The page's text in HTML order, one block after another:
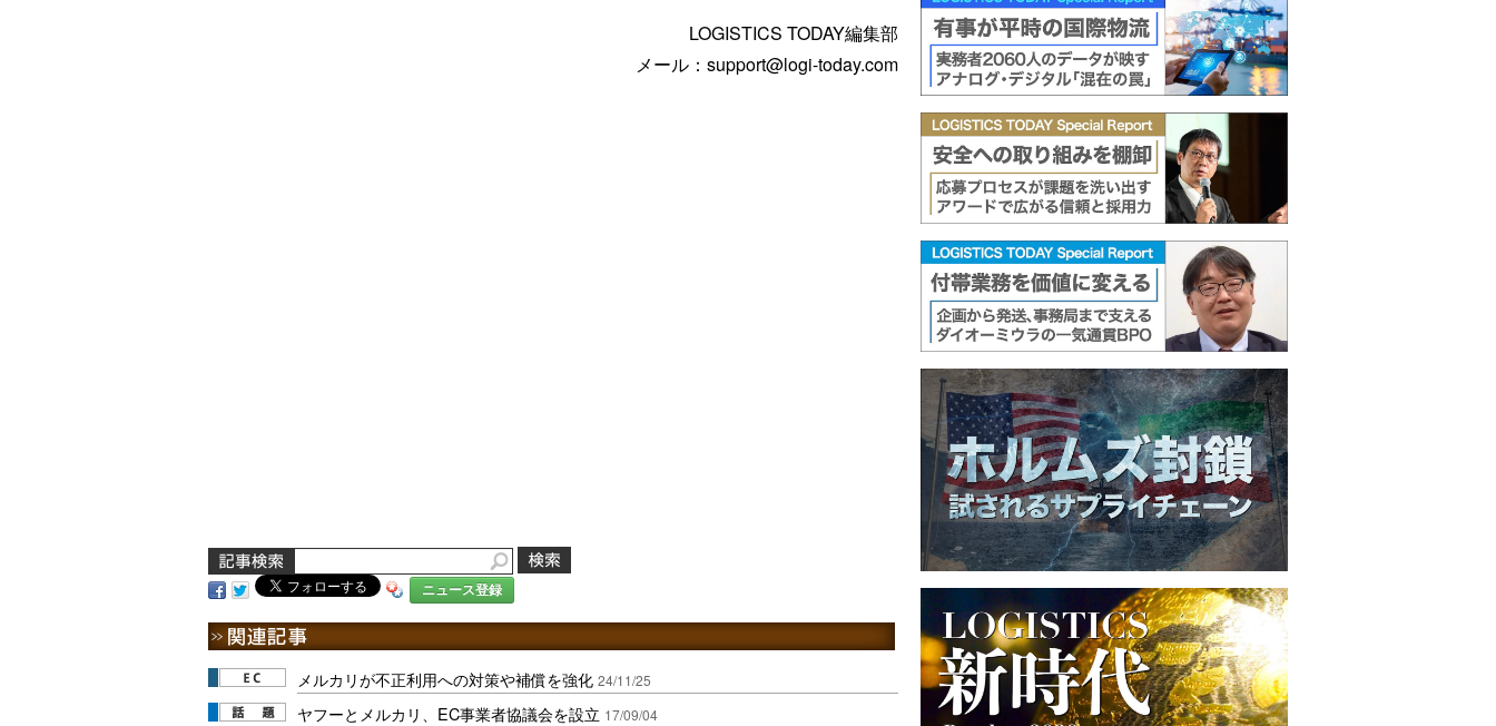
LOGISTICS TODAY編集部
メール：support@logi-today.com
ニュース登録
メルカリが不正利用への対策や補償を強化 24/11/25
ヤフーとメルカリ、EC事業者協議会を設立 17/09/04